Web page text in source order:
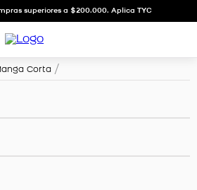
superiores a $200.000. Aplica TYC
Corta